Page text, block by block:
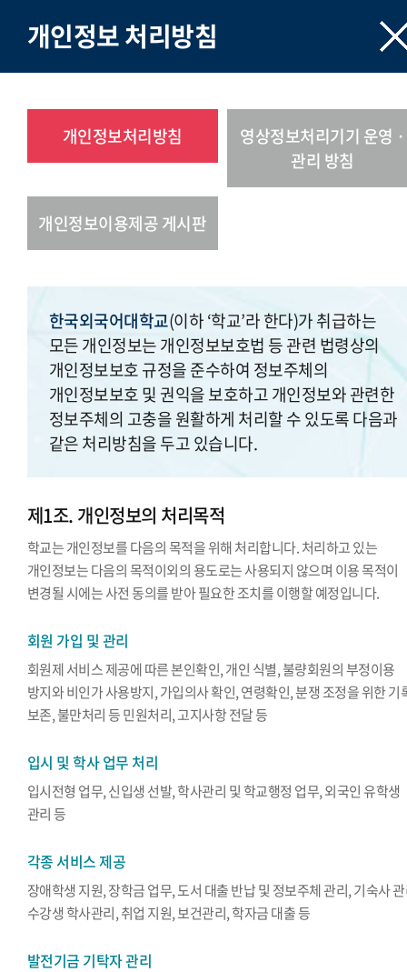
개인정보 처리방침
개인정보처리방침
영상정보처리기기 운영 ·
관리 방침
개인정보이용제공 게시판
한국외국어대학교(이하 ‘학교’라 한다)가 취급하는
모든 개인정보는 개인정보보호법 등 관련 법령상의
개인정보보호 규정을 준수하여 정보주체의
개인정보보호 및 권익을 보호하고 개인정보와 관련한
정보주체의 고충을 원활하게 처리할 수 있도록 다음과
같은 처리방침을 두고 있습니다.
제1조. 개인정보의 처리목적
학교는 개인정보를 다음의 목적을 위해 처리합니다. 처리하고 있는
개인정보는 다음의 목적이외의 용도로는 사용되지 않으며 이용 목적이
변경될 시에는 사전 동의를 받아 필요한 조치를 이행할 예정입니다.
회원 가입 및 관리
회원제 서비스 제공에 따른 본인확인, 개인 식별, 불량회원의 부정이용
방지와 비인가 사용방지, 가입의사 확인, 연령확인, 분쟁 조정을 위한 기
보존, 불만처리 등 민원처리, 고지사항 전달 등
입시 및 학사 업무 처리
입시전형 업무, 신입생 선발, 학사관리 및 학교행정 업무, 외국인 유학생
관리 등
각종 서비스 제공
장애학생 지원, 장학금 업무, 도서 대출 반납 및 정보주체 관리, 기숙사
수강생 학사관리, 취업 지원, 보건관리, 학자금 대출 등
발전기금 기탁자 관리